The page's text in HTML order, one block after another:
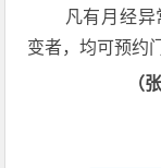
凡有月经
变者，均可预约
（张